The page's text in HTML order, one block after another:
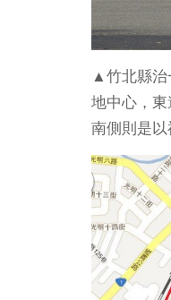
▲竹北縣治
地中心，東
南側則是以